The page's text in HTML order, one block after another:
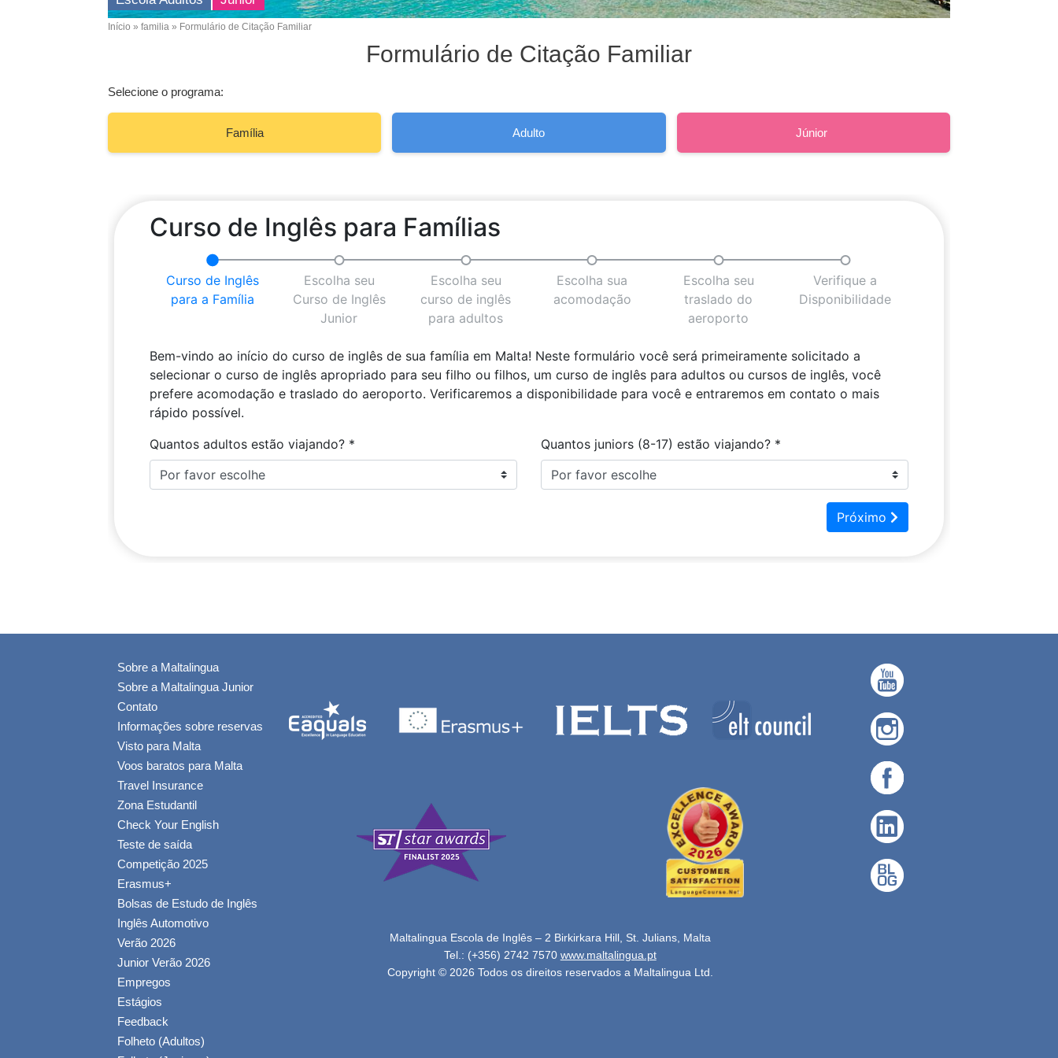
Início familia Formulário de Citação Familiar
Formulário de Citação Familiar
Selecione o programa:
Família Adulto Júnior
Sobre a Maltalingua
Sobre a Maltalingua Junior
Contato
Informações sobre reservas
Visto para Malta
Voos baratos para Malta
Travel Insurance
Zona Estudantil
Check Your English
Teste de saída
Competição 2025
Erasmus+
Bolsas de Estudo de Inglês
Inglês Automotivo
Verão 2026
Junior Verão 2026
Empregos
Estágios
Feedback
Folheto (Adultos)
Maltalingua Escola de Inglês – 2 Birkirkara Hill, St. Julians, Malta
Tel.: (+356) 2742 7570 www.maltalingua.pt
Copyright © 2026 Todos os direitos reservados a Maltalingua Ltd.